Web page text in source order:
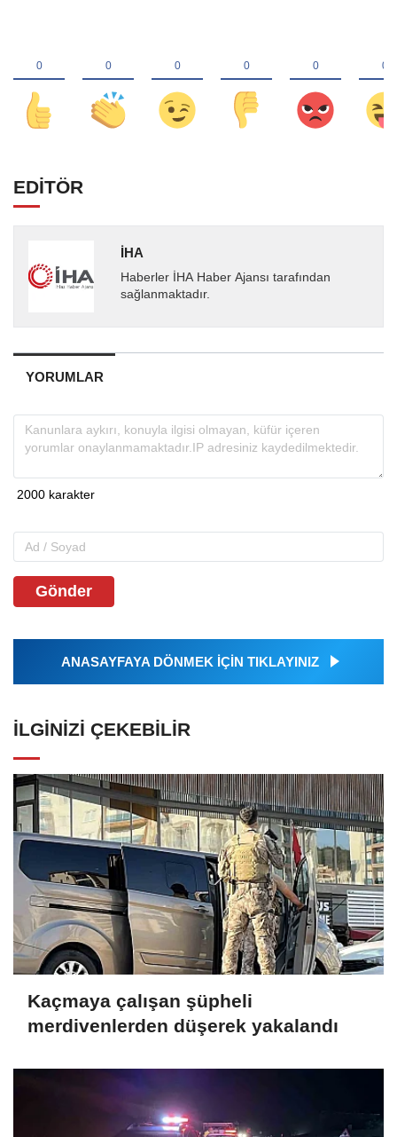
EDİTÖR
İHA
Haberler İHA Haber Ajansı tarafından
sağlanmaktadır.
YORUMLAR
Gönder
ANASAYFAYA DÖNMEK İÇİN TIKLAYINIZ
İLGINIZI ÇEKEBILIR
Kaçmaya çalışan şüpheli
merdivenlerden düşerek yakalandı